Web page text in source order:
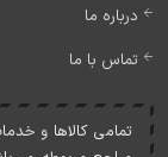
درباره ما
تماس با ما
تمامی کالاها و